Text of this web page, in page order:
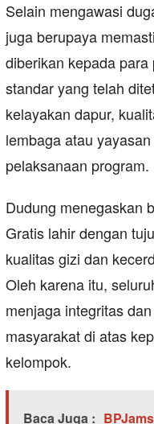
Selain mengawasi
juga berupaya
diberikan kepada
standar yang telah
kelayakan dapur,
lembaga atau
pelaksanaan program.
Dudung menegaskan
Gratis lahir dengan
kualitas gizi dan
Oleh karena itu,
menjaga integritas
masyarakat di atas
kelompok.
Baca Juga :